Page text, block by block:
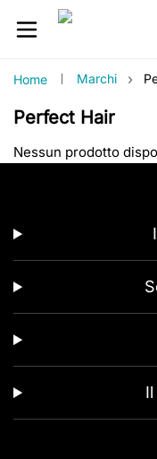
Home Marchi ›
Perfect Hair
Nessun prodotto